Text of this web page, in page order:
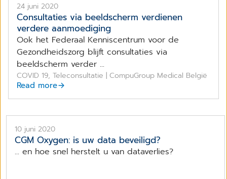
24 juni 2020
Consultaties via beeldscherm verdienen
verdere aanmoediging
Ook het Federaal Kenniscentrum voor de
Gezondheidszorg blijft consultaties via
beeldscherm verder ...
COVID 19, Teleconsultatie | CompuGroup Medical België
Read more
10 juni 2020
CGM Oxygen: is uw data beveiligd?
... en hoe snel herstelt u van dataverlies?